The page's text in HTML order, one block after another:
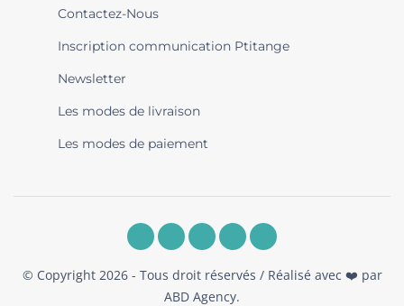
Contactez-Nous
Inscription communication Ptitange
Newsletter
Les modes de livraison
Les modes de paiement
© Copyright 2026 - Tous droit réservés / Réalisé avec ❤️ par
ABD Agency.